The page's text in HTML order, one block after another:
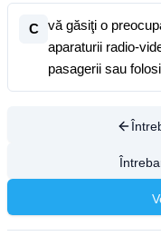
C
vă găsiţi o
aparaturii radio-
pasagerii sau